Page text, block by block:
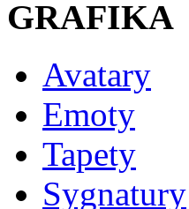
GRAFIKA
Avatary
Emoty
Tapety
Sygnatury